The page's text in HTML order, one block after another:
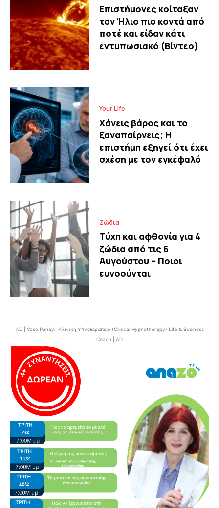
Επιστήμονες κοίταξαν
τον Ήλιο πιο κοντά από
ποτέ και είδαν κάτι
εντυπωσιακό (Βίντεο)
Your Life
Χάνεις βάρος και το
ξαναπαίρνεις; Η
επιστήμη εξηγεί ότι έχει
σχέση με τον εγκέφαλό
Ζώδια
Τύχη και αφθονία για 4
ζώδια από τις 6
Αυγούστου – Ποιοι
ευνοούνται
AD | Vaso Panayi: Κλινική Υπνοθεραπεία (Clinical Hypnotherapy) Life & Business
Coach | AD